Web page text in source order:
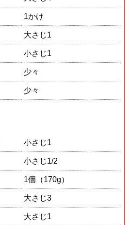
1かけ
大さじ1
小さじ1
少々
少々
小さじ1
小さじ1/2
1個（170g）
大さじ3
大さじ1